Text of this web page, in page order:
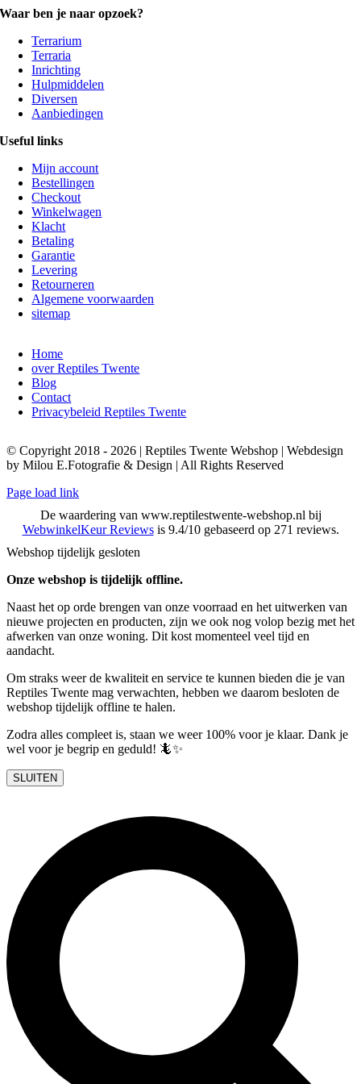
Waar ben je naar opzoek?
Terrarium
Terraria
Inrichting
Hulpmiddelen
Diversen
Aanbiedingen
Useful links
Mijn account
Bestellingen
Checkout
Winkelwagen
Klacht
Betaling
Garantie
Levering
Retourneren
Algemene voorwaarden
sitemap
Home
over Reptiles Twente
Blog
Contact
Privacybeleid Reptiles Twente
© Copyright 2018 - 2026 | Reptiles Twente Webshop | Webdesign
by Milou E.Fotografie & Design | All Rights Reserved
Page load link
De waardering van www.reptilestwente-webshop.nl bij
WebwinkelKeur Reviewsis 9.4/10 gebaseerd op 271 reviews.
Webshop tijdelijk gesloten
Onze webshop is tijdelijk offline.
Naast het op orde brengen van onze voorraad en het uitwerken van
nieuwe projecten en producten, zijn we ook nog volop bezig met het
afwerken van onze woning. Dit kost momenteel veel tijd en
aandacht.
Om straks weer de kwaliteit en service te kunnen bieden die je van
Reptiles Twente mag verwachten, hebben we daarom besloten de
webshop tijdelijk offline te halen.
Zodra alles compleet is, staan we weer 100% voor je klaar. Dank je
wel voor je begrip en geduld! 🦎✨
SLUITEN